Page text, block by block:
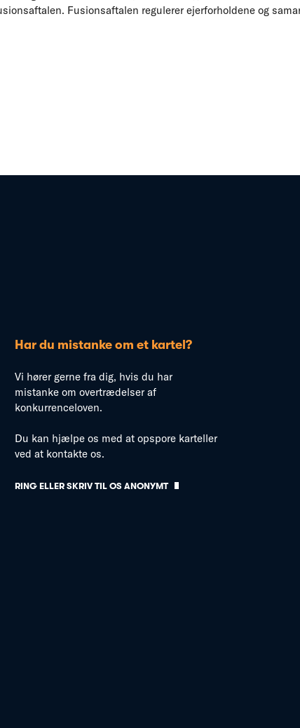
Fusionsaftalen regulerer ejerforholdene og
Har du mistanke om et kartel?
Vi hører gerne fra dig, hvis du har
mistanke om overtrædelser af
konkurrenceloven.
Du kan hjælpe os med at opspore karteller
ved at kontakte os.
RING ELLER SKRIV TIL OS ANONYMT